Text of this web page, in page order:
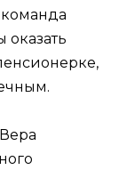
оказать